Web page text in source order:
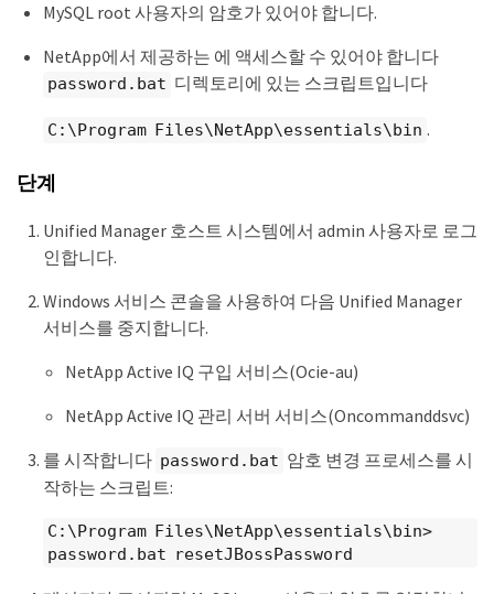
MySQL root 사용자의 암호가 있어야 합니다.
NetApp에서 제공하는 에 액세스할 수 있어야 합니다
password.bat 디렉토리에 있는 스크립트입니다
C:\Program Files\NetApp\essentials\bin .
단계
Unified Manager 호스트 시스템에서 admin 사용자로 로그
인합니다.
Windows 서비스 콘솔을 사용하여 다음 Unified Manager
서비스를 중지합니다.
NetApp Active IQ 구입 서비스(Ocie-au)
NetApp Active IQ 관리 서버 서비스(Oncommanddsvc)
를 시작합니다 password.bat 암호 변경 프로세스를 시
작하는 스크립트:
C:\Program Files\NetApp\essentials\bin>
password.bat resetJBossPassword